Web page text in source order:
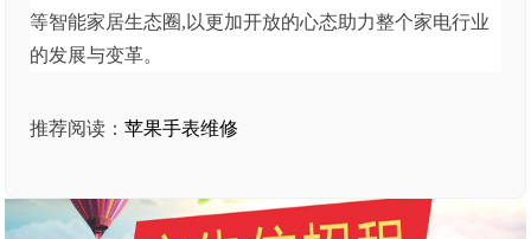
等智能家居生态圈,以更加开放的心态助力整个家电行业
的发展与变革。
推荐阅读：苹果手表维修